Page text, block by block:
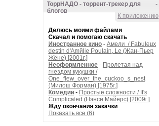
-
ТоррНАДО - торрент-трекер для
блогов
К приложению
Делюсь моими файлами
Скачал и помогаю скачать
Иностранное кино - Амели / Fabuleux
destin d'Amйlie Poulain, Le (Жан-Пьер
Жёне) [2001г.]
Неоформленное - Пролетая над
гнездом кукушки /
One_flew_over_the_cuckoo_s_nest
(Милош Форман) [1975г.]
Комедии - Простые сложности / It's
Complicated (Нэнси Майерс) [2009г.]
Жду окончания закачки
Показать все (6)